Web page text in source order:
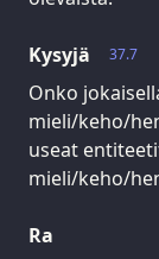
37.7
Kysyjä
Onko
mieli/keho/
useat
mieli/keho/
Ra